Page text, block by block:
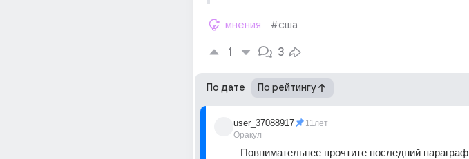
мнения #сша
1 3
По дате По рейтингу
user_37088917
Оракул
11лет
Повнимательнее прочтите последний параграф